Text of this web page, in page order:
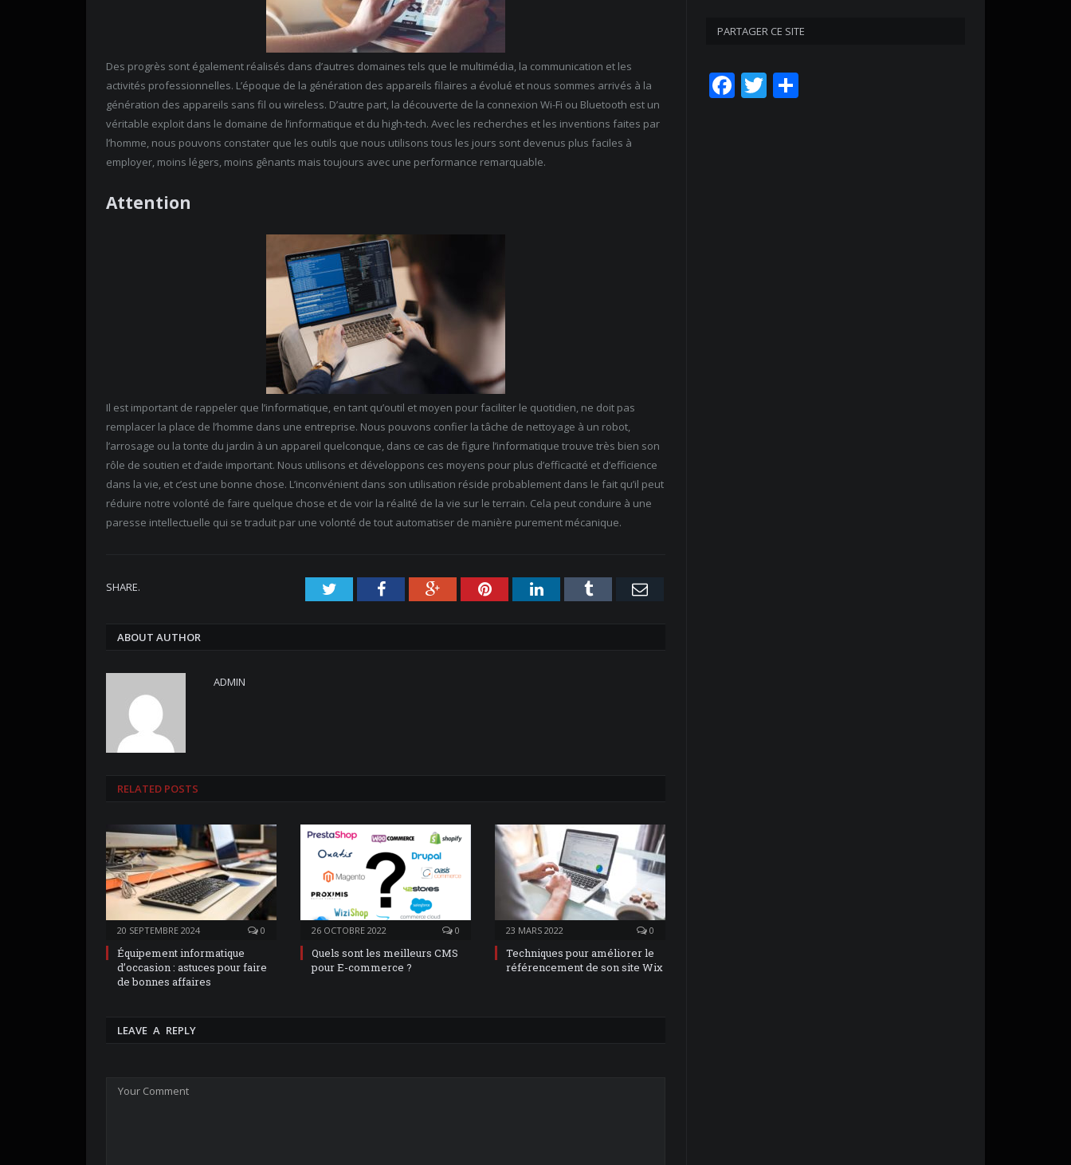
Des progrès sont également réalisés dans d’autres domaines tels que le multimédia, la communication et les
activités professionnelles. L’époque de la génération des appareils filaires a évolué et nous sommes arrivés à la
génération des appareils sans fil ou wireless. D’autre part, la découverte de la connexion Wi-Fi ou Bluetooth est un
véritable exploit dans le domaine de l’informatique et du high-tech. Avec les recherches et les inventions faites par
l’homme, nous pouvons constater que les outils que nous utilisons tous les jours sont devenus plus faciles à
employer, moins légers, moins gênants mais toujours avec une performance remarquable.
Attention
Il est important de rappeler que l’informatique, en tant qu’outil et moyen pour faciliter le quotidien, ne doit pas
remplacer la place de l’homme dans une entreprise. Nous pouvons confier la tâche de nettoyage à un robot,
l’arrosage ou la tonte du jardin à un appareil quelconque, dans ce cas de figure l’informatique trouve très bien son
rôle de soutien et d’aide important. Nous utilisons et développons ces moyens pour plus d’efficacité et d’efficience
dans la vie, et c’est une bonne chose. L’inconvénient dans son utilisation réside probablement dans le fait qu’il peut
réduire notre volonté de faire quelque chose et de voir la réalité de la vie sur le terrain. Cela peut conduire à une
paresse intellectuelle qui se traduit par une volonté de tout automatiser de manière purement mécanique.
SHARE. TwitterFacebookGoogle+PinterestLinkedInTumblr Email
ABOUT AUTHOR
ADMIN
RELATED POSTS
20 SEPTEMBRE 2024 0
Équipement informatique
d’occasion : astuces pour faire
de bonnes affaires
26 OCTOBRE 2022 0
Quels sont les meilleurs CMS
pour E-commerce ?
23 MARS 2022 0
Techniques pour améliorer le
référencement de son site Wix
LEAVE A REPLY
PARTAGER CE SITE
Facebook
Twitter